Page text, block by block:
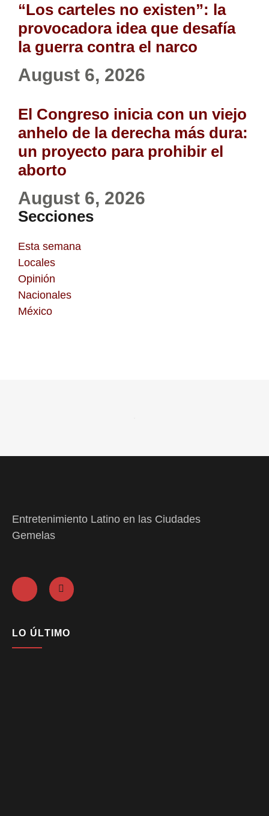
“Los carteles no existen”: la
provocadora idea que desafía
la guerra contra el narco
August 6, 2026
El Congreso inicia con un viejo
anhelo de la derecha más dura:
un proyecto para prohibir el
aborto
August 6, 2026
Secciones
Esta semana
Locales
Opinión
Nacionales
México
Entretenimiento Latino en las Ciudades
Gemelas
LO ÚLTIMO